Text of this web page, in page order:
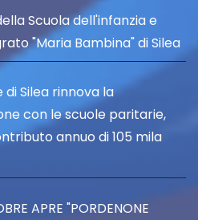
Scuola dell'infanzia e
"Maria Bambina" di Silea
di Silea rinnova la
con le scuole paritarie,
annuo di 105 mila
APRE "PORDENONE